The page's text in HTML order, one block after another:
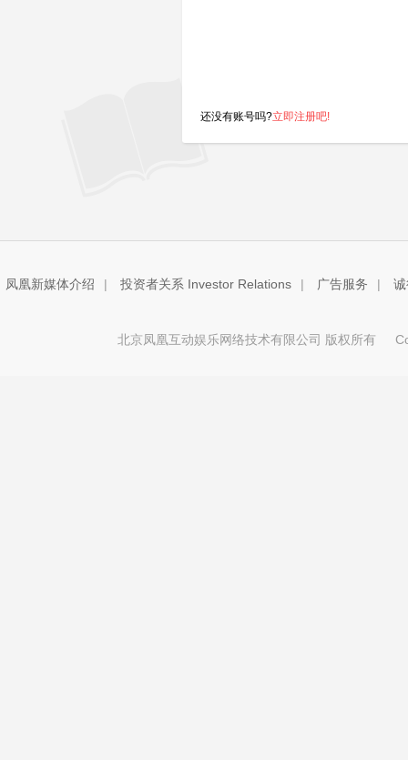
还没有账号吗?立即注册吧!
凤凰新媒体介绍 | 投资者关系 Investor Relations | 广告服务 |
北京凤凰互动娱乐网络技术有限公司 版权所有